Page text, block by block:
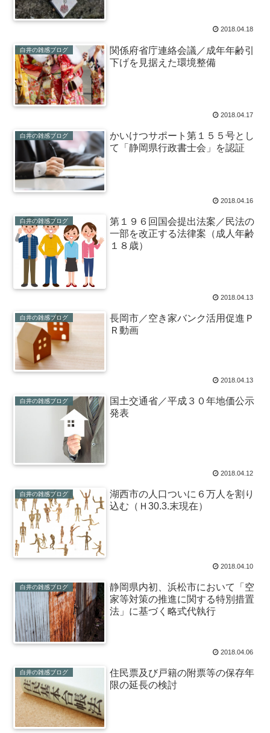
2018.04.18
白井の雑感ブログ
関係府省庁連絡会議／成年年齢引
下げを見据えた環境整備
2018.04.17
白井の雑感ブログ
かいけつサポート第１５５号とし
て「静岡県行政書士会」を認証
2018.04.16
白井の雑感ブログ
第１９６回国会提出法案／民法の
一部を改正する法律案（成人年齢
１８歳）
2018.04.13
白井の雑感ブログ
長岡市／空き家バンク活用促進Ｐ
Ｒ動画
2018.04.13
白井の雑感ブログ
国土交通省／平成３０年地価公示
発表
2018.04.12
白井の雑感ブログ
湖西市の人口ついに６万人を割り
込む（Ｈ30.3.末現在）
2018.04.10
白井の雑感ブログ
静岡県内初、浜松市において「空
家等対策の推進に関する特別措置
法」に基づく略式代執行
2018.04.06
白井の雑感ブログ
住民票及び戸籍の附票等の保存年
限の延長の検討